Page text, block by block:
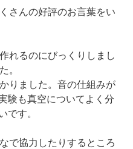
さんの好評のお言葉をい
れるのにびっくりしまし
。
りました。音の仕組みが
験も真空についてよく分
です。
で協力したりするところ